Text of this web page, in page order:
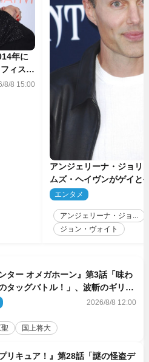
年に
ィスは
8/8 15:00
アンジェリーナ・ジョリ
ムズ・ヘイヴンがゲイ
生配信で明らかに
エンタメ
アンジェリーナ・ジョ...
ジョン・ヴォイト
ター オメガホーン』第3話「味わ
タッグバトル！」、波斬のギリコ
バトルを挑んできた！2026/8/8 12:00
国上将大
リキュア！』第28話「謎の怪盗デ